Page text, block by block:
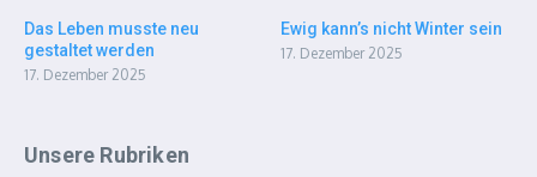
Das Leben musste neu
gestaltet werden
17. Dezember 2025
Ewig kann’s nicht Winter sein
17. Dezember 2025
Unsere Rubriken